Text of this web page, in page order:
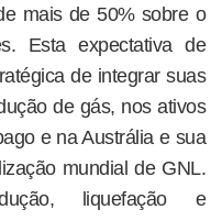
mais de 50% sobre o
Esta expectativa de
de integrar suas
de gás, nos ativos
e na Austrália e sua
mundial de GNL.
liquefação e